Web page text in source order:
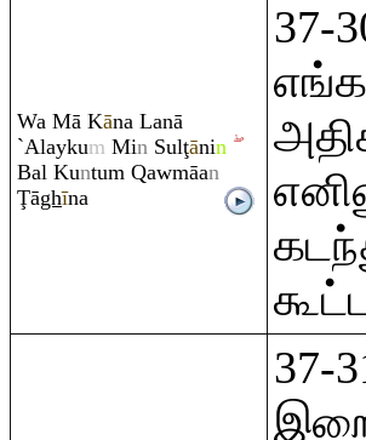
Wa Mā Kāna Lanā
`Alaykum Min Sulţānin
Bal Kuntum Qawmāan
Ţāghīna
37-
37-